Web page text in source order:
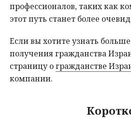
профессионалов, таких как
этот путь станет более
Если вы хотите узнать
получения гражданства
страницу огражданстве
компании.